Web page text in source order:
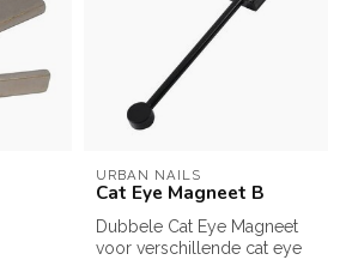
URBAN NAILS
Cat Eye Magneet B
Dubbele Cat Eye Magneet
voor verschillende cat eye